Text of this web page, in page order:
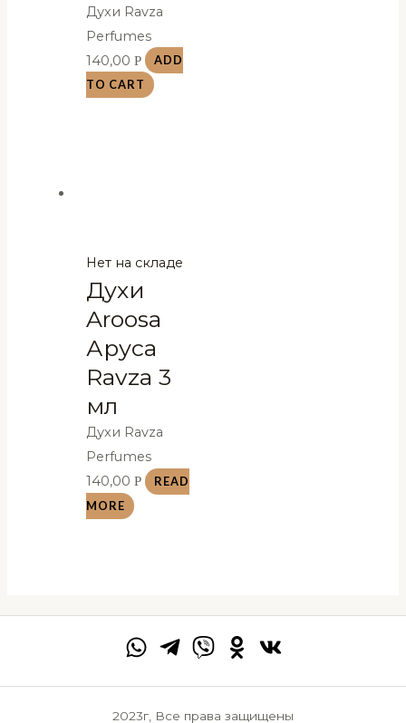
Духи Ravza
Perfumes
140,00Р
ADD
TO CART
Нет на складе
Духи
Aroosa
Аруса
Ravza 3
мл
Духи Ravza
Perfumes
140,00Р
READ
MORE
2023г, Все права защищены